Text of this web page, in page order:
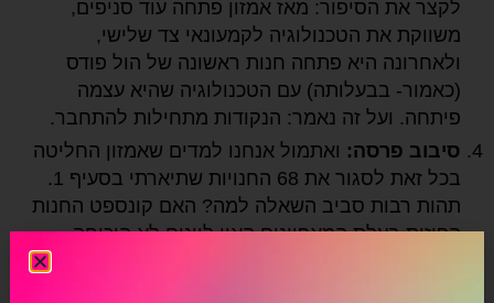
לקצר את הסיפור: מאז אמזון פתחה עוד סניפים,
משווקת את הטכנולוגיה לקמעונאי צד שלישי,
ולאחרונה היא פתחה חנות ראשונה של הול פודס
(כאמור- בבעלותה) עם הטכנולוגיה שהיא עצמה
פיתחה. ועל זה נאמר: הנקודות מתחילות להתחבר.
סיבוב פרסה: ואתמול אנחנו למדים שאמזון החליטה
בכל זאת לסגור את 68 החנויות שתיארתי בסעיף 1.
תהות רבות סביב השאלה למה? האם קונספט החנות
הפיזית בעלת המאפיינים האון ליינים לא הוכיחה